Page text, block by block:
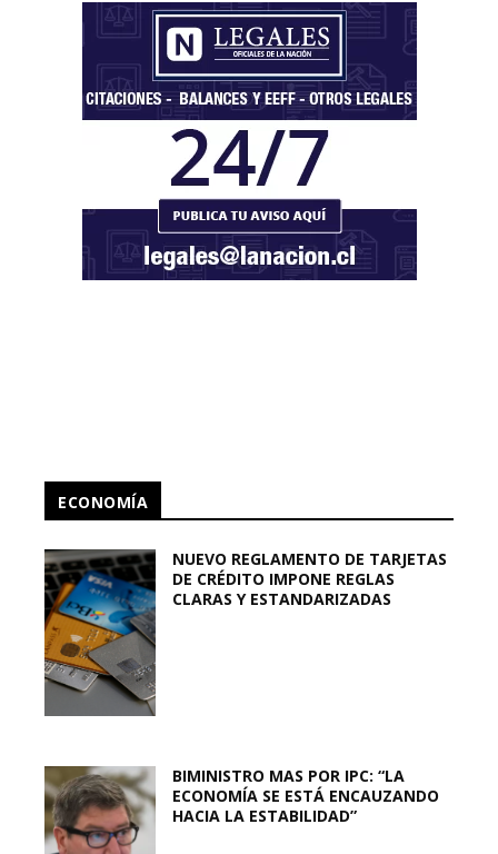
ECONOMÍA
NUEVO REGLAMENTO DE TARJETAS
DE CRÉDITO IMPONE REGLAS
CLARAS Y ESTANDARIZADAS
BIMINISTRO MAS POR IPC: “LA
ECONOMÍA SE ESTÁ ENCAUZANDO
HACIA LA ESTABILIDAD”